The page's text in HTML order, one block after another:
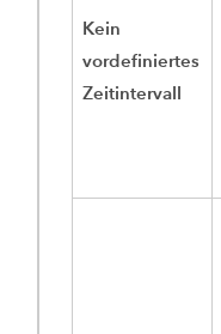
Kein
vordefiniertes
Zeitintervall